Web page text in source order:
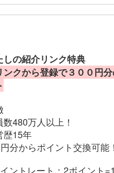
しの紹介リンク特典
ンクから登録で３００円
数480万人以上！
歴15年
分からポイント交換可能！
ントレート：2ポイント